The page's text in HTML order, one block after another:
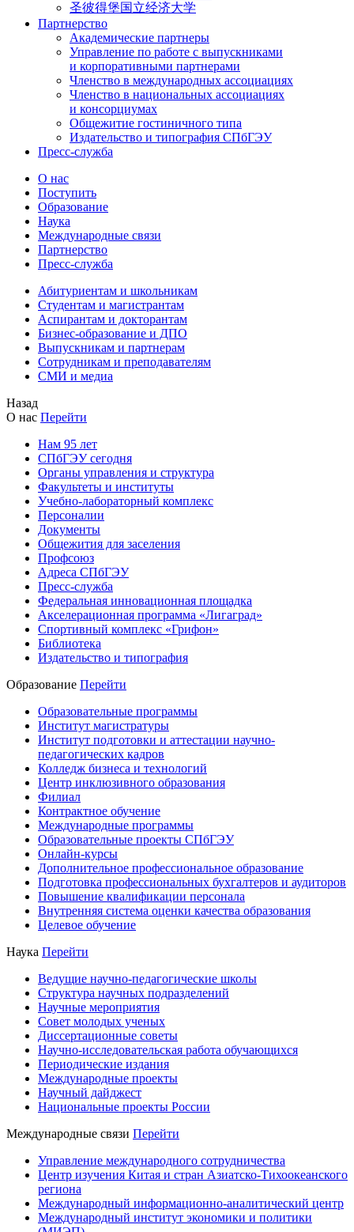
圣彼得堡国立经济大学
Партнерство
Академические партнеры
Управление по работе с выпускниками
и корпоративными партнерами
Членство в международных ассоциациях
Членство в национальных ассоциациях
и консорциумах
Общежитие гостиничного типа
Издательство и типография СПбГЭУ
Пресс-служба
О нас
Поступить
Образование
Наука
Международные связи
Партнерство
Пресс-служба
Абитуриентам и школьникам
Студентам и магистрантам
Аспирантам и докторантам
Бизнес-образование и ДПО
Выпускникам и партнерам
Сотрудникам и преподавателям
СМИ и медиа
Назад
О нас Перейти
Нам 95 лет
СПбГЭУ сегодня
Органы управления и структура
Факультеты и институты
Учебно-лабораторный комплекс
Персоналии
Документы
Общежития для заселения
Профсоюз
Адреса СПбГЭУ
Пресс-служба
Федеральная инновационная площадка
Акселерационная программа «Лигаград»­­
Спортивный комплекс «Грифон»
Библиотека
Издательство и типография
Образование Перейти
Образовательные программы
Институт магистратуры
Институт подготовки и аттестации научно-
педагогических кадров
Колледж бизнеса и технологий
Центр инклюзивного образования
Филиал
Контрактное обучение
Международные программы
Образовательные проекты СПбГЭУ
Онлайн-курсы
Дополнительное профессиональное образование
Подготовка профессиональных бухгалтеров и аудиторов
Повышение квалификации персонала
Внутренняя система оценки качества образования
Целевое обучение
Наука Перейти
Ведущие научно-педагогические школы
Структура научных подразделений
Научные мероприятия
Совет молодых ученых
Диссертационные советы
Научно-исследовательская работа обучающихся
Периодические издания
Международные проекты
Научный дайджест
Национальные проекты России
Международные связи Перейти
Управление международного сотрудничества
Центр изучения Китая и стран Азиатско-Тихоокеанского
региона
Международный информационно-аналитический центр
Международный институт экономики и политики